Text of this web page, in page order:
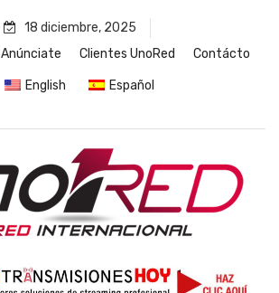
18 diciembre, 2025
Anúnciate Clientes UnoRed Contácto
English Español